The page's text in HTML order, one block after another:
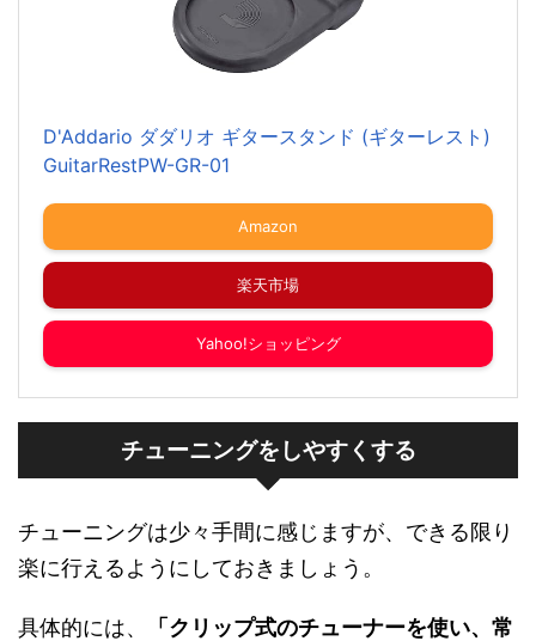
D'Addario ダダリオ ギタースタンド (ギターレスト)
GuitarRestPW-GR-01
Amazon
楽天市場
Yahoo!ショッピング
チューニングをしやすくする
チューニングは少々手間に感じますが、できる限り
楽に行えるようにしておきましょう。
具体的には、
「クリップ式のチューナーを使い、常